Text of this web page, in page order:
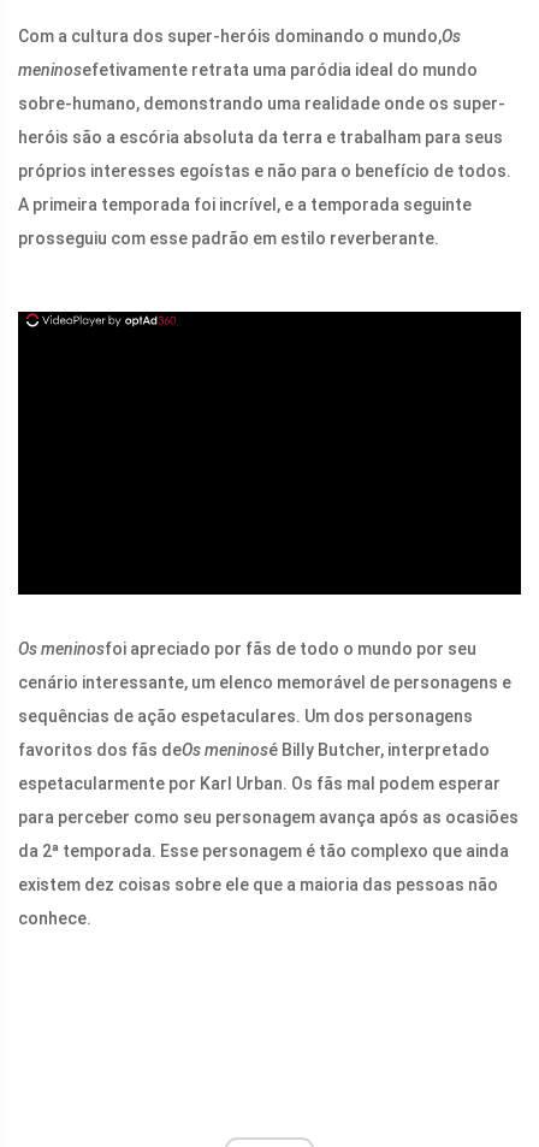
Com a cultura dos super-heróis dominando o mundo,Os
meninosefetivamente retrata uma paródia ideal do mundo
sobre-humano, demonstrando uma realidade onde os super-
heróis são a escória absoluta da terra e trabalham para seus
próprios interesses egoístas e não para o benefício de todos.
A primeira temporada foi incrível, e a temporada seguinte
prosseguiu com esse padrão em estilo reverberante.
Os meninosfoi apreciado por fãs de todo o mundo por seu
cenário interessante, um elenco memorável de personagens e
sequências de ação espetaculares. Um dos personagens
favoritos dos fãs deOs meninosé Billy Butcher, interpretado
espetacularmente por Karl Urban. Os fãs mal podem esperar
para perceber como seu personagem avança após as ocasiões
da 2ª temporada. Esse personagem é tão complexo que ainda
existem dez coisas sobre ele que a maioria das pessoas não
conhece.